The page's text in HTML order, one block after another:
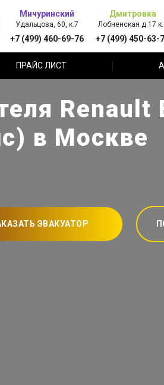
Мичуринский
Удальцова, 60, к.7
+7 (499) 460-69-76
Дмитровка
Лобненская д.17
+7 (499) 450-63-
ПРАЙС ЛИСТ
Renault
в Москве
ЭВАКУАТОР